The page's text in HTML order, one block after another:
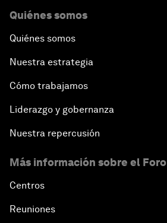
Quiénes somos
Quiénes somos
Nuestra estrategia
Cómo trabajamos
Liderazgo y gobernanza
Nuestra repercusión
Más información sobre el Foro
Centros
Reuniones